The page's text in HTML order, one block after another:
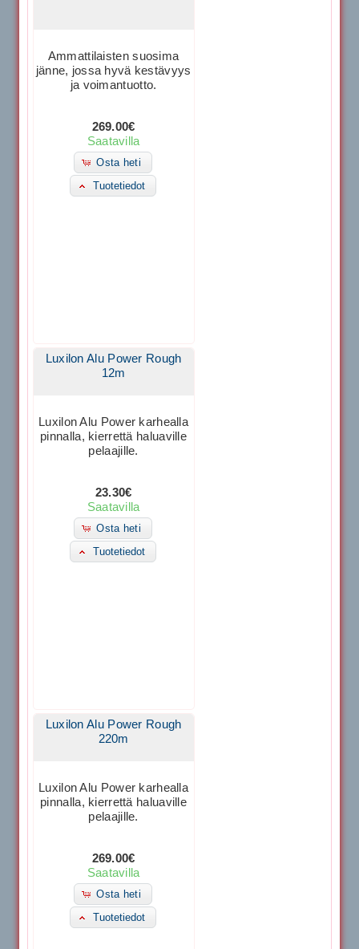
Ammattilaisten suosima
jänne, jossa hyvä kestävyys
ja voimantuotto.
269.00€
Saatavilla
Osta heti
Tuotetiedot
Luxilon Alu Power Rough
12m
Luxilon Alu Power karhealla
pinnalla, kierrettä haluaville
pelaajille.
23.30€
Saatavilla
Osta heti
Tuotetiedot
Luxilon Alu Power Rough
220m
Luxilon Alu Power karhealla
pinnalla, kierrettä haluaville
pelaajille.
269.00€
Saatavilla
Osta heti
Tuotetiedot